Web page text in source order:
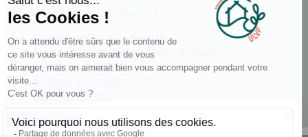
© 2026 ULVF, Tous droits réservés
Conditions générales de vente
Assouplissement des conditions d'annulation
Gestion des cookies
Politique de confidentialité
Mentions légales
Made with pleasure with🎁 C’est parti !